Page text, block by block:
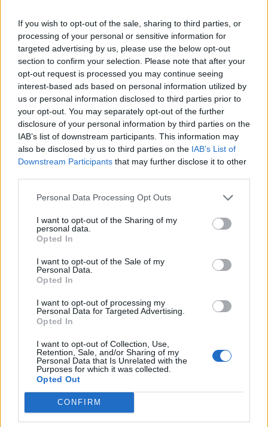
If you wish to opt-out of the sale, sharing to third parties, or
processing of your personal or sensitive information for
targeted advertising by us, please use the below opt-out
section to confirm your selection. Please note that after your
opt-out request is processed you may continue seeing
interest-based ads based on personal information utilized by
us or personal information disclosed to third parties prior to
your opt-out. You may separately opt-out of the further
disclosure of your personal information by third parties on the
IAB’s list of downstream participants. This information may
also be disclosed by us to third parties on the IAB’s List of
Downstream Participants that may further disclose it to other
Personal Data Processing Opt Outs
I want to opt-out of the Sharing of my
personal data.
Opted In
I want to opt-out of the Sale of my
Personal Data.
Opted In
I want to opt-out of processing my
Personal Data for Targeted Advertising.
Opted In
I want to opt-out of Collection, Use,
Retention, Sale, and/or Sharing of my
Personal Data that Is Unrelated with the
Purposes for which it was collected.
Opted Out
CONFIRM